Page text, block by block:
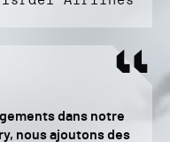
dans notre
nous ajoutons des